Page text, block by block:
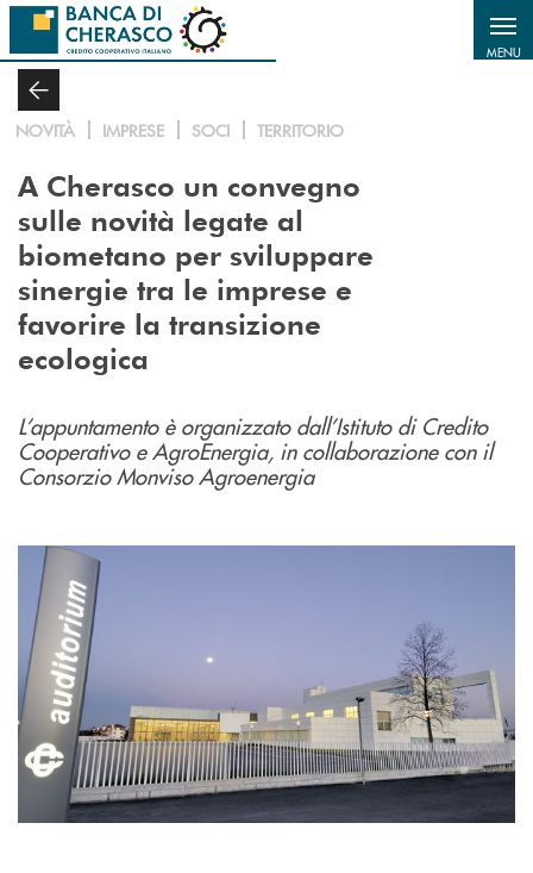
Salta al contenuto principale
MENU
NOVITÀ IMPRESE SOCI TERRITORIO
A Cherasco un convegno
sulle novità legate al
biometano per sviluppare
sinergie tra le imprese e
favorire la transizione
ecologica
L’appuntamento è organizzato dall’Istituto di Credito
Cooperativo e AgroEnergia, in collaborazione con il
Consorzio Monviso Agroenergia